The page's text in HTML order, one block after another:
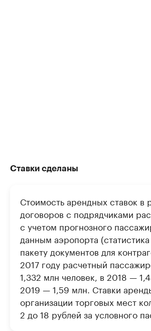
Ставки сделаны
Стоимость арендных ставок в
договоров с подрядчиками
с учетом прогнозного
данным аэропорта
пакету документов для
2017 году расчетный
1,332 млн человек, в 2018 —
2019 — 1,59 млн. Ставки
организации торговых мест
2 до 18 рублей за условного